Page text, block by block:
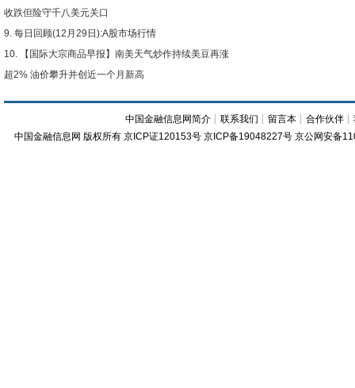
收跌但险守千八美元关口
每日回顾(12月29日):A股市场行情
【国际大宗商品早报】南美天气炒作持续美豆再涨
超2% 油价攀升并创近一个月新高
中国金融信息网简介 ┊联系我们 ┊ 留言本 ┊合作伙伴 ┊
中国金融信息网 版权所有 京ICP证120153号 京ICP备19048227号 京公网安备